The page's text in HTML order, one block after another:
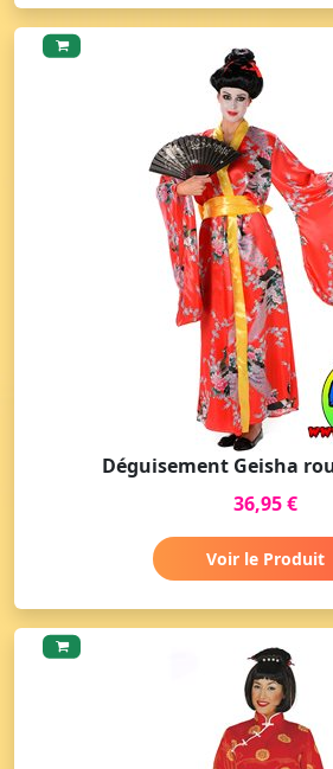
Déguisement Geisha
36,95 €
Voir le Produit